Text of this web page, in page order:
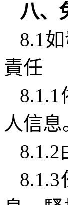
八、
8.1
責任
8.1.1
人信息
8.1.2
8.1.3